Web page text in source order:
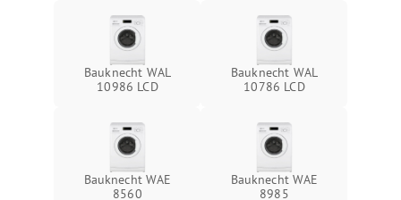
Bauknecht WAL
10986 LCD
Bauknecht WAL
10786 LCD
Bauknecht WAE
8560
Bauknecht WAE
8985